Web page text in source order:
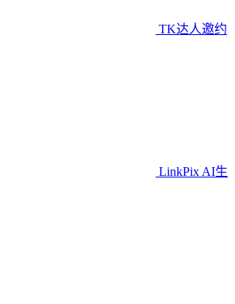
TK达人邀约
LinkPix AI生